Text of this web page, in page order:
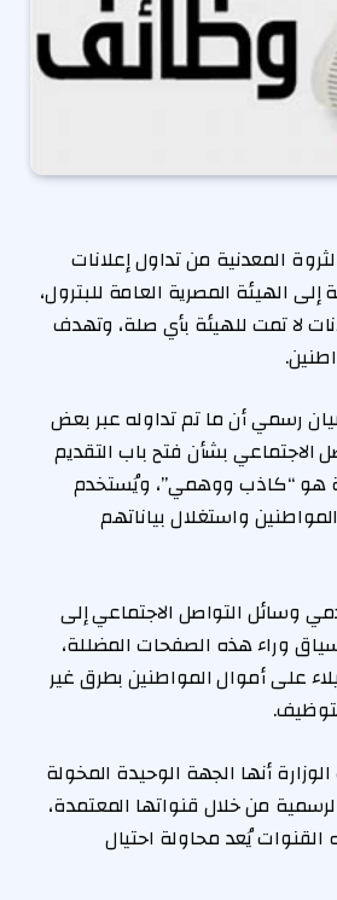
المعدنية من تداول إعلانات
الهيئة المصرية العامة للبترول،
لا تمت للهيئة بأي صلة، وتهدف
رسمي أن ما تم تداوله عبر بعض
بشأن فتح باب التقديم
هو “كاذب ووهمي”، ويُستخدم
واستغلال بياناتهم
وسائل التواصل الاجتماعي إلى
وراء هذه الصفحات المضللة،
على أموال المواطنين بطرق غير
أنها الجهة الوحيدة المخولة
من خلال قنواتها المعتمدة،
القنوات يُعد محاولة احتيال